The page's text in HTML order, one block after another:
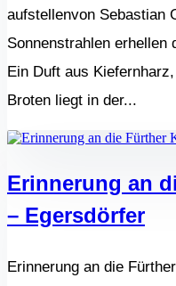
aufstellenvon Sebastian
Sonnenstrahlen erhellen
Ein Duft aus
Broten liegt in der...
Erinnerung an
– Egersdörfer
Erinnerung an die